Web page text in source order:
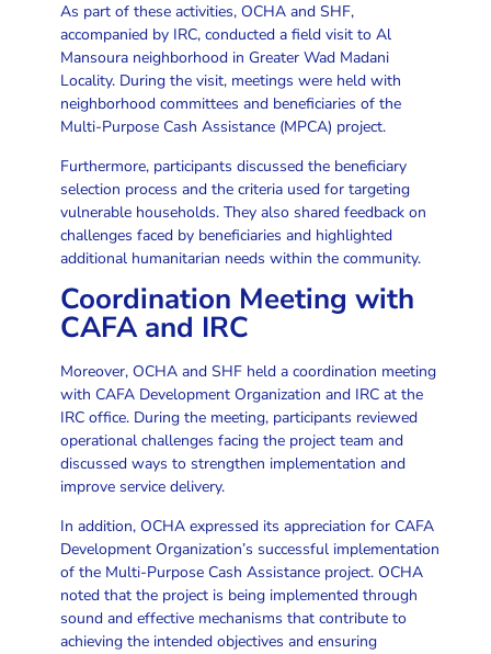
As part of these activities, OCHA and SHF,
accompanied by IRC, conducted a field visit to Al
Mansoura neighborhood in Greater Wad Madani
Locality. During the visit, meetings were held with
neighborhood committees and beneficiaries of the
Multi-Purpose Cash Assistance (MPCA) project.
Furthermore, participants discussed the beneficiary
selection process and the criteria used for targeting
vulnerable households. They also shared feedback on
challenges faced by beneficiaries and highlighted
additional humanitarian needs within the community.
Coordination Meeting with
CAFA and IRC
Moreover, OCHA and SHF held a coordination meeting
with CAFA Development Organization and IRC at the
IRC office. During the meeting, participants reviewed
operational challenges facing the project team and
discussed ways to strengthen implementation and
improve service delivery.
In addition, OCHA expressed its appreciation for CAFA
Development Organization’s successful implementation
of the Multi-Purpose Cash Assistance project. OCHA
noted that the project is being implemented through
sound and effective mechanisms that contribute to
achieving the intended objectives and ensuring